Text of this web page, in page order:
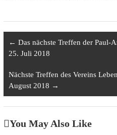
← Das nächste Treffen der Paul-
25. Juli 2018
Nächste Treffen des Vereins
August 2018 →
You May Also Like